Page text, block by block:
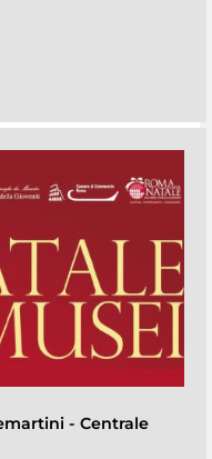
- Centrale